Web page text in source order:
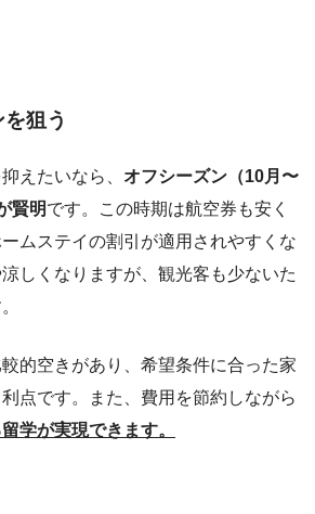
狙う
えたいなら、 オフシーズン（10月〜
賢明です。この時期は航空券も安く
ムステイの割引が適用されやすくな
しくなりますが、観光客も少ないた
的空きがあり、希望条件に合った家
点です。また、費用を節約しながら
学が実現できます。